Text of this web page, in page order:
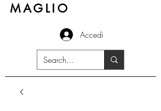
MAGLIO
Accedi